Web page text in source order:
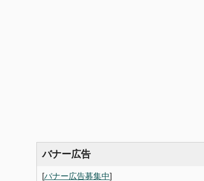
バナー広告
[バナー広告募集中]